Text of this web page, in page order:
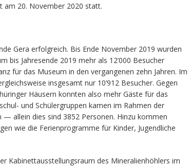
am 20. November 2020 statt.
Gera erfolgreich. Bis Ende November 2019 wurden
bis Jahresende 2019 mehr als 12’000 Besucher
für das Museum in den vergangenen zehn Jahren. Im
insgesamt nur 10’912 Besucher. Gegen
Häusern konnten also mehr Gäste für das
und Schülergruppen kamen im Rahmen der
allein dies sind 3852 Personen. Hinzu kommen
wie die Ferienprogramme für Kinder, Jugendliche
Kabinettausstellungsraum des Mineralienhöhlers im